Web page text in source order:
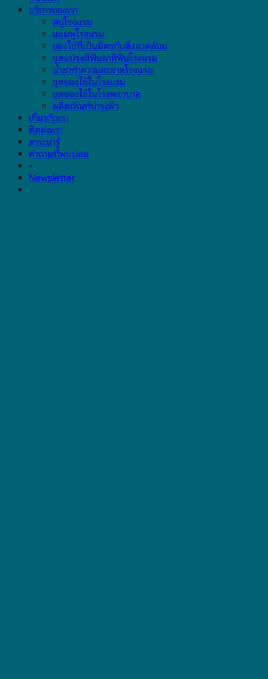
บริการของเรา
สบู่โรงแรม
แชมพูโรงแรม
ของใช้ที่เป็นมิตรกับสิ่งแวดล้อม
ชุดแปรงสีฟันยาสีฟันโรงแรม
น้ำยาทำความสะอาดโรงแรม
ชุดของใช้ในโรงแรม
ชุดของใช้ในโรงพยาบาล
ผลิตภัณฑ์บำรุงผิว
เกี่ยวกับเรา
ติดต่อเรา
สาระน่ารู้
คำถามที่พบบ่อย
-
Newsletter